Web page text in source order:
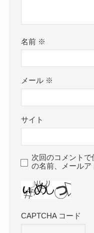
名前 ※
メール ※
サイト
次回のコメント
の名前、メールア
CAPTCHA コード